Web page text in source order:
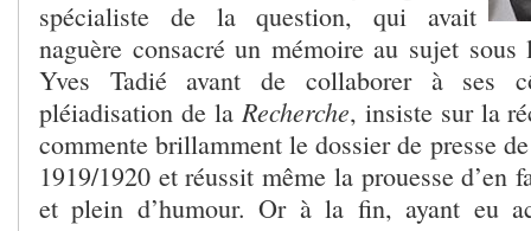
spécialiste de la question, qui avait
naguère consacré un mémoire au sujet
Yves Tadié avant de collaborer à ses
pléiadisation de la Recherche, insiste sur la
commente brillamment le dossier de presse
1919/1920 et réussit même la prouesse d’en
et plein d’humour. Or à la fin, ayant eu